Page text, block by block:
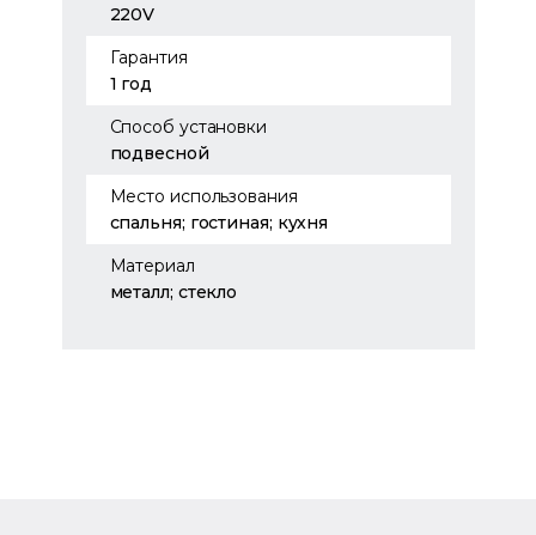
220V
Гарантия
1 год
Способ установки
подвесной
Место использования
спальня; гостиная; кухня
Материал
металл; стекло